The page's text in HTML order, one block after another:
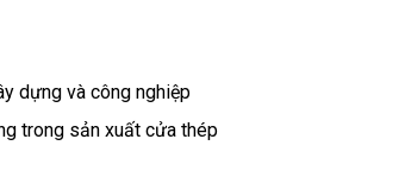
dựng và công nghiệp
trong sản xuất cửa thép